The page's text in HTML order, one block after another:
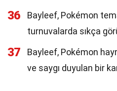
36
Bayleef, Pokémon
turnuvalarda sıkça
37
Bayleef, Pokémon
ve saygı duyulan bir